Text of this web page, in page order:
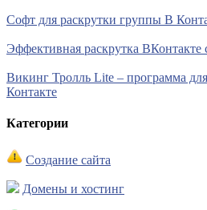
Софт для раскрутки группы В
Эффективная раскрутка
Викинг Тролль Lite – программа
Контакте
Категории
Создание сайта
Домены и хостинг